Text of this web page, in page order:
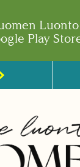
Play